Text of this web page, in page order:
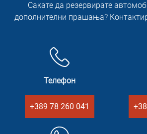
Сакате да резервирате
дополнителни прашања?
Телефон
+389 78 260 041